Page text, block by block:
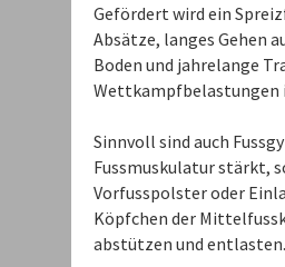
Gefördert wird ein
Absätze, langes Gehen
Boden und jahrelange
Wettkampfbelastungen
Sinnvoll sind auch
Fussmuskulatur stärkt,
Vorfusspolster oder
Köpfchen der
abstützen und entlasten.